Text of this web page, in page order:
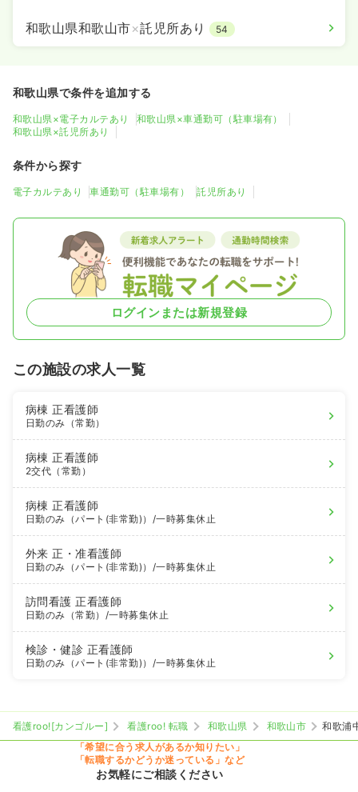
和歌山県和歌山市×託児所あり 54
和歌山県で条件を追加する
和歌山県×電子カルテあり
和歌山県×車通勤可（駐車場有）
和歌山県×託児所あり
条件から探す
電子カルテあり 車通勤可（駐車場有） 託児所あり
ログインまたは新規登録
この施設の求人一覧
病棟正看護師
日勤のみ（常勤）
病棟正看護師
2交代（常勤）
病棟正看護師
日勤のみ（パート(非常勤)） /一時募集休止
外来正・准看護師
日勤のみ（パート(非常勤)） /一時募集休止
訪問看護正看護師
日勤のみ（常勤） /一時募集休止
検診・健診 正看護師
日勤のみ（パート(非常勤)） /一時募集休止
看護roo![カンゴルー] 看護roo! 転職 和歌山県 和歌山市
和歌浦
「希望に合う求人があるか知りたい」
「転職するかどうか迷っている」など
お気軽にご相談ください